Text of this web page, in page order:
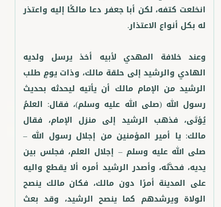
انخلعت كتفه، لكن أبا جعفر دعا مالكًا إليه واعتذر
وعند خلافة المهدي لأبيه أخذ يرسل ولديه
الهادي والرشيد إلى حلقة مالك، وذات يومٍ طلب
الرشيد من الإمام مالك أن يأتيه ليحدثه بحديث
رسول الله (صلى الله عليه وسلم)، فقال: العلمُ
يُؤتَى، فذهب الرشيد إلى منزل الإمام، فقال
مالك: يا أمير المؤمنين من إجلال رسول الله –
صلى الله عليه وسلم – إجلال العلم، فجلس بين
يديه، فحدَّثه، وأصدر الرشيد أمره ألا يقطع واليه
على المدينة أمرًا دون مالك، فكان مالك ينصح
الولاة ويرشدهم كما ينصح الرشيد، وقد بعث